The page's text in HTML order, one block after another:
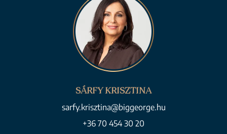
SÁRFY KRISZTINA
sarfy.krisztina@biggeorge.hu
+36 70 454 30 20